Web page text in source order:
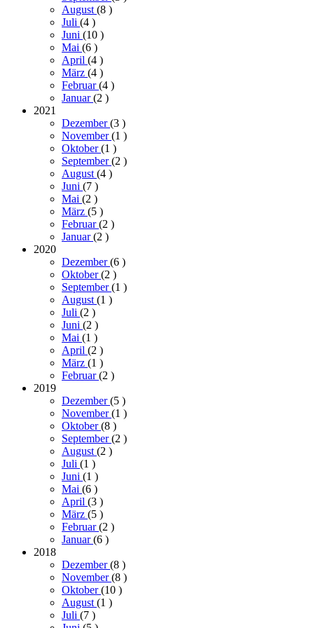
August (8 )
Juli (4 )
Juni (10 )
Mai (6 )
April (4 )
März (4 )
Februar(4 )
Januar(2 )
2021
Dezember(3 )
November(1 )
Oktober(1 )
September(2 )
August (4 )
Juni (7 )
Mai (2 )
März (5 )
Februar(2 )
Januar(2 )
2020
Dezember(6 )
Oktober(2 )
September(1 )
August (1 )
Juli (2 )
Juni (2 )
Mai (1 )
April (2 )
März (1 )
Februar(2 )
2019
Dezember(5 )
November(1 )
Oktober(8 )
September(2 )
August (2 )
Juli (1 )
Juni (1 )
Mai (6 )
April (3 )
März (5 )
Februar(2 )
Januar(6 )
2018
Dezember(8 )
November(8 )
Oktober(10 )
August (1 )
Juli (7 )